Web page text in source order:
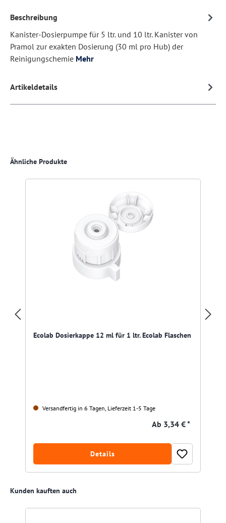
Beschreibung
Kanister-Dosierpumpe für 5 ltr. und 10 ltr. Kanister von
Pramol zur exakten Dosierung (30 ml pro Hub) der
Reinigungschemie Mehr
Artikeldetails
Produktgalerie überspringen
Ähnliche Produkte
Ecolab Dosierkappe 12 ml für 1 ltr. Ecolab Flaschen
Versandfertig in 6 Tagen, Lieferzeit 1-5 Tage
Ab 3,34 € *
Details
Produktgalerie überspringen
Kunden kauften auch